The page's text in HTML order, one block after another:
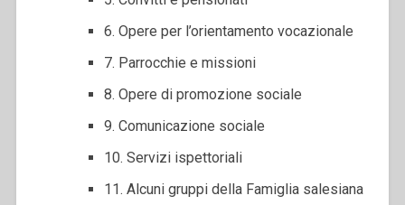
6. Opere per l’orientamento vocazionale
7. Parrocchie e missioni
8. Opere di promozione sociale
9. Comunicazione sociale
10. Servizi ispettoriali
11. Alcuni gruppi della Famiglia salesiana